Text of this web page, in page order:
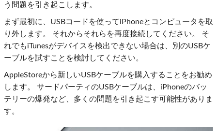
う問題を引き起こします。
まず最初に、USBコードを使ってiPhoneとコンピュータを取
り外します。 それからそれらを再度接続してください。 そ
れでもiTunesがデバイスを検出できない場合は、別のUSBケ
ーブルを試すことを検討してください。
AppleStoreから新しいUSBケーブルを購入することをお勧め
します。 サードパーティのUSBケーブルは、iPhoneのバッ
テリーの爆発など、多くの問題を引き起こす可能性がありま
す。